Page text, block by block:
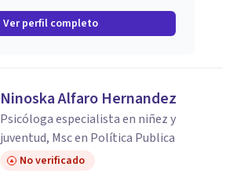
Ver perfil completo
Ninoska Alfaro Hernandez
Psicóloga especialista en niñez y
juventud, Msc en Política Publica
No verificado